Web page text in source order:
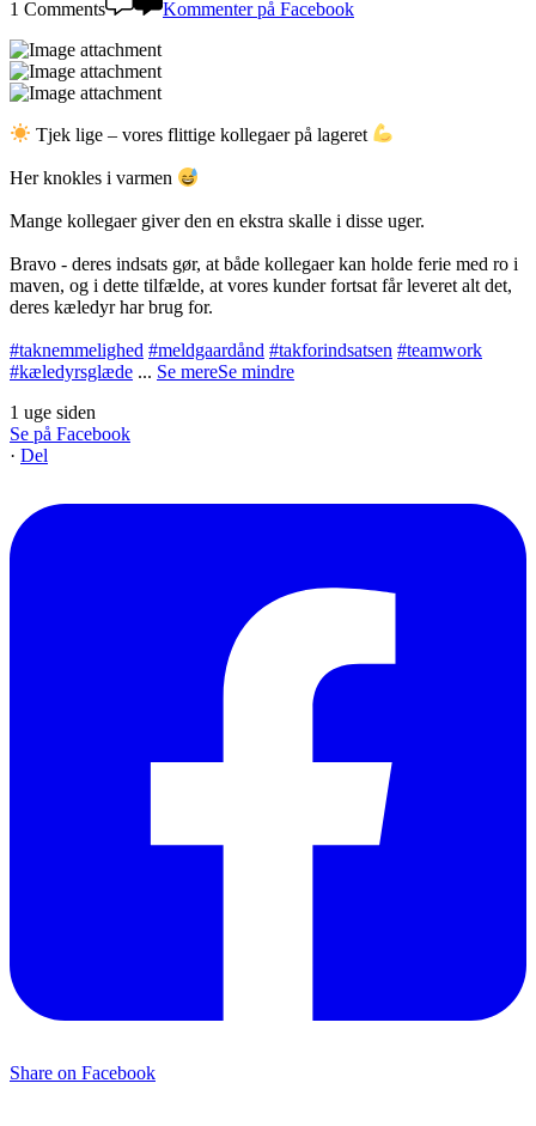
1 Comments Kommenter på Facebook
Tjek lige – vores flittige kollegaer på lageret
Her knokles i varmen
Mange kollegaer giver den en ekstra skalle i disse uger.
Bravo - deres indsats gør, at både kollegaer kan holde ferie med ro i
maven, og i dette tilfælde, at vores kunder fortsat får leveret alt det,
deres kæledyr har brug for.
#taknemmelighed #meldgaardånd #takforindsatsen #teamwork
#kæledyrsglæde ... Se mereSe mindre
1 uge siden
Se på Facebook
· Del
Share on Facebook